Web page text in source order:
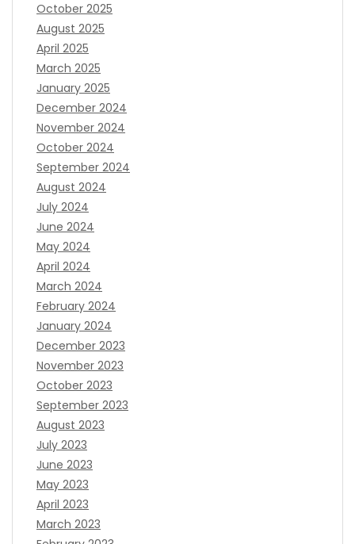
October 2025
August 2025
April 2025
March 2025
January 2025
December 2024
November 2024
October 2024
September 2024
August 2024
July 2024
June 2024
May 2024
April 2024
March 2024
February 2024
January 2024
December 2023
November 2023
October 2023
September 2023
August 2023
July 2023
June 2023
May 2023
April 2023
March 2023